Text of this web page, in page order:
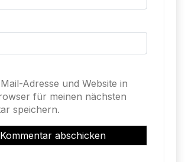
Adresse und Website in
für meinen nächsten
speichern.